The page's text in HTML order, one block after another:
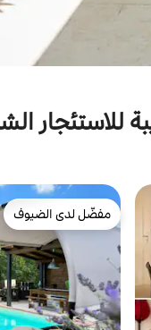
للاستئجار
مفضّل لدى الضيوف
مفضّل لدى الضيوف